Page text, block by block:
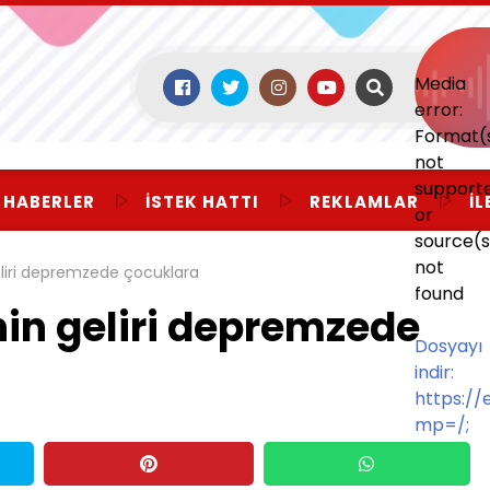
Media
error:
not
or
not
found
Dosyayı
indir:
https://
mp=/;
İSTEK HATTI REKLAMLAR
depremzede çocuklara
geliri depremzede